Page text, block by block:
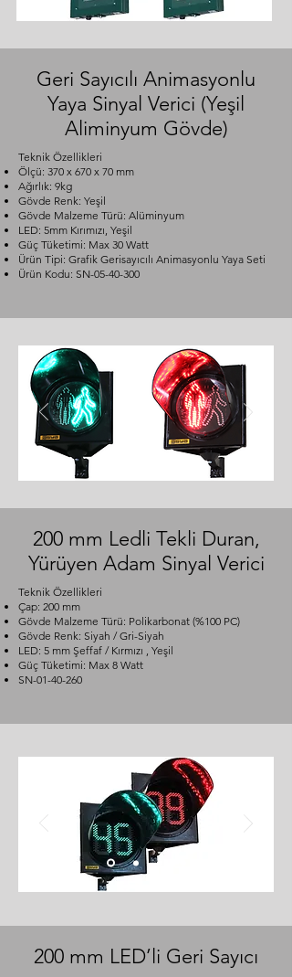
Geri Sayıcılı Animasyonlu
Yaya Sinyal Verici (Yeşil
Aliminyum Gövde)
Teknik Özellikleri
Ölçü: 370 x 670 x 70 mm
Ağırlık: 9kg
Gövde Renk: Yeşil
Gövde Malzeme Türü: Alüminyum
LED: 5mm Kırımızı, Yeşil
Güç Tüketimi: Max 30 Watt
Ürün Tipi: Grafik Gerisayıcılı Animasyonlu Yaya Seti
Ürün Kodu: SN-05-40-300
200 mm Ledli Tekli Duran,
Yürüyen Adam Sinyal Verici
Teknik Özellikleri
Çap: 200 mm
Gövde Malzeme Türü: Polikarbonat (%100 PC)
Gövde Renk: Siyah / Gri-Siyah
LED: 5 mm Şeffaf / Kırmızı , Yeşil
Güç Tüketimi: Max 8 Watt
SN-01-40-260
200 mm LED’li Geri Sayıcı